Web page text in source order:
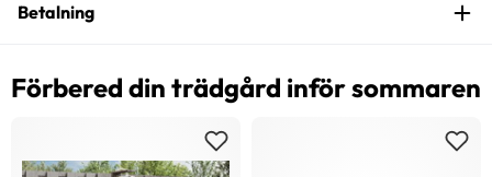
Betalning
Förbered din trädgård inför sommaren